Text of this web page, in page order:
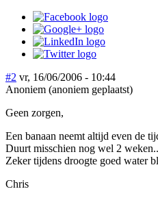
#2 vr, 16/06/2006 - 10:44
Anoniem (anoniem geplaatst)
Geen zorgen,
Een banaan neemt altijd even de
Duurt misschien nog wel 2 weken..
Zeker tijdens droogte goed water
Chris